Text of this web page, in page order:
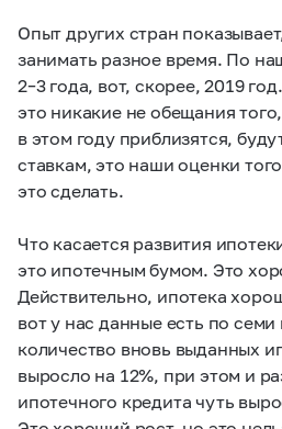
Опыт других стран
занимать разное время. По
2–3 года, вот, скорее, 2019
это никакие не обещания
в этом году приблизятся,
ставкам, это наши оценки
это сделать.
Что касается развития
это ипотечным бумом. Это
Действительно, ипотека
вот у нас данные есть по семи
количество вновь выданных
выросло на 12%, при этом и
ипотечного кредита чуть